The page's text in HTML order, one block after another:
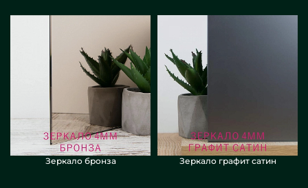
Зеркало бронза Зеркало графит сатин